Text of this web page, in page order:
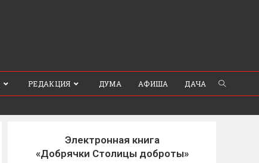
РЕДАКЦИЯ ДУМА АФИША ДАЧА
Электронная книга
«Добрячки Столицы доброты»